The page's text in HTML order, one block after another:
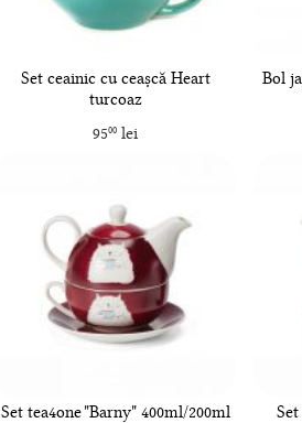
Set ceainic cu ceașcă Heart
turcoaz
9500lei
Bol
Set tea4one "Barny" 400ml/200ml